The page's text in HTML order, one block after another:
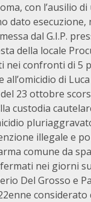
con l’ausilio
dato esecuzione,
dal G.I.P.
della locale
nei confronti di 5
di
23 ottobre
custodia
illegale e
comune da
nei giorni
Del Grosso e
considerato